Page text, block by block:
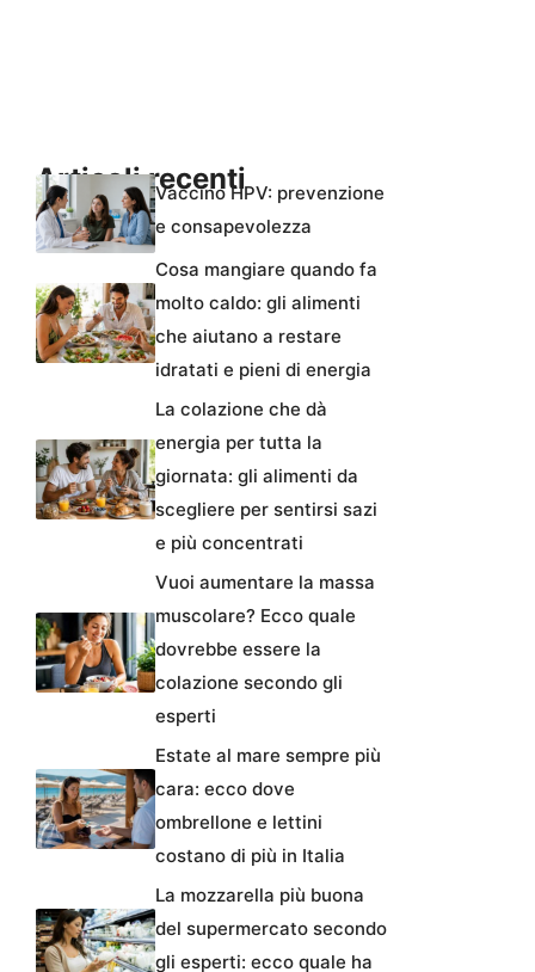
Articoli recentiVaccino HPV: prevenzione
e consapevolezza
Cosa mangiare quando fa
molto caldo: gli alimenti
che aiutano a restare
idratati e pieni di energia
La colazione che dà
energia per tutta la
giornata: gli alimenti da
scegliere per sentirsi sazi
e più concentrati
Vuoi aumentare la massa
muscolare? Ecco quale
dovrebbe essere la
colazione secondo gli
esperti
Estate al mare sempre più
cara: ecco dove
ombrellone e lettini
costano di più in Italia
La mozzarella più buona
del supermercato secondo
gli esperti: ecco quale ha